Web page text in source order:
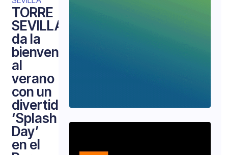
TORRE
SEVILLA
da la
bienvenida
al
verano
con un
divertido
‘Splash
Day’
en el